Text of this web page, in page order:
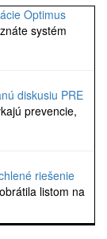
Optimus
systém
diskusiu PRE
prevencie,
riešenie
listom na